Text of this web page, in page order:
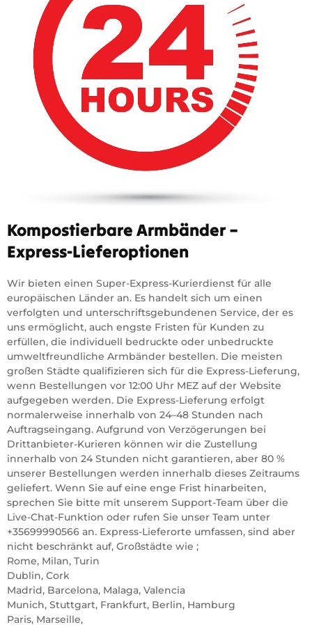
Kompostierbare Armbänder –
Express-Lieferoptionen
Wir bieten einen Super-Express-Kurierdienst für alle
europäischen Länder an. Es handelt sich um einen
verfolgten und unterschriftsgebundenen Service, der es
uns ermöglicht, auch engste Fristen für Kunden zu
erfüllen, die individuell bedruckte oder unbedruckte
umweltfreundliche Armbänder bestellen. Die meisten
großen Städte qualifizieren sich für die Express-Lieferung,
wenn Bestellungen vor 12:00 Uhr MEZ auf der Website
aufgegeben werden. Die Express-Lieferung erfolgt
normalerweise innerhalb von 24–48 Stunden nach
Auftragseingang. Aufgrund von Verzögerungen bei
Drittanbieter-Kurieren können wir die Zustellung
innerhalb von 24 Stunden nicht garantieren, aber 80 %
unserer Bestellungen werden innerhalb dieses Zeitraums
geliefert. Wenn Sie auf eine enge Frist hinarbeiten,
sprechen Sie bitte mit unserem Support-Team über die
Live-Chat-Funktion oder rufen Sie unser Team unter
+35699990566 an. Express-Lieferorte umfassen, sind aber
nicht beschränkt auf, Großstädte wie ;
Rome, Milan, Turin
Dublin, Cork
Madrid, Barcelona, Malaga, Valencia
Munich, Stuttgart, Frankfurt, Berlin, Hamburg
Paris, Marseille,